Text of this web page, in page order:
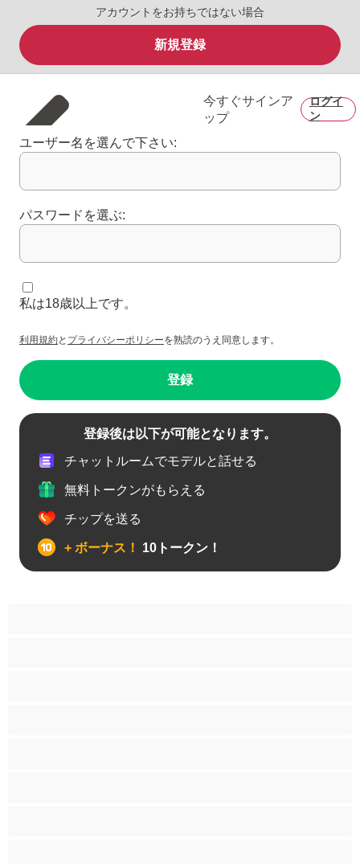
アカウントをお持ちではない場合
新規登録
今すぐサインア
ップ
ログイ
ン
ユーザー名を選んで下さい:
パスワードを選ぶ:
私は18歳以上です。
利用規約と プライバシーポリシーを熟読のうえ同意します。
登録
登録後は以下が可能となります。
チャットルームでモデルと話せる
無料トークンがもらえる
チップを送る
+ ボーナス！ 10トークン！